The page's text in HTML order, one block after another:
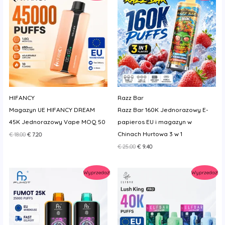
HIFANCY
Magazyn UE HIFANCY DREAM
45K Jednorazowy Vape MOQ 50
€18.00Pierwotna
€ 7.20Aktualna
Razz Bar
Razz Bar 160K Jednorazowy E-
papieros EU i magazyn w
Chinach Hurtowa 3 w 1
€25.00 Pierwotna
€ 9.40Aktualna
Wyprzedaż! Wyprzedaż!